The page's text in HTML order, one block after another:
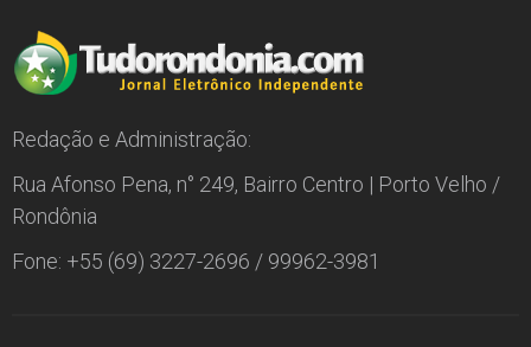
Redação e Administração:
Rua Afonso Pena, n° 249, Bairro Centro | Porto Velho /
Rondônia
Fone: +55 (69) 3227-2696 / 99962-3981